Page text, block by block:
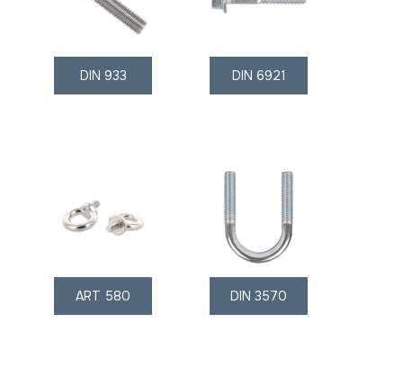
DIN 933 DIN 6921
ART 580 DIN 3570